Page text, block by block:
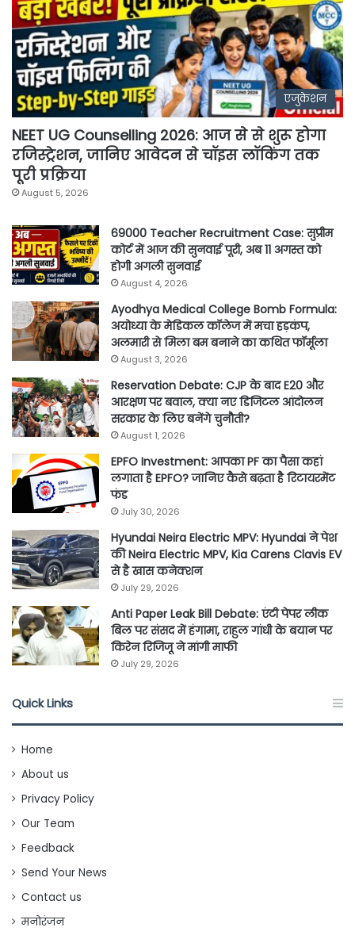
एजुकेशन
NEET UG Counselling 2026: आज से से शुरू होगा
रजिस्ट्रेशन, जानिए आवेदन से चॉइस लॉकिंग तक
पूरी प्रक्रिया
August 5, 2026
69000 Teacher Recruitment Case: सुप्रीम
कोर्ट में आज की सुनवाई पूरी, अब 11 अगस्त को
होगी अगली सुनवाई
August 4, 2026
Ayodhya Medical College Bomb Formula:
अयोध्या के मेडिकल कॉलेज में मचा हड़कंप,
अलमारी से मिला बम बनाने का कथित फॉर्मूला
August 3, 2026
Reservation Debate: CJP के बाद E20 और
आरक्षण पर बवाल, क्या नए डिजिटल आंदोलन
सरकार के लिए बनेंगे चुनौती?
August 1, 2026
EPFO Investment: आपका PF का पैसा कहां
लगाता है EPFO? जानिए कैसे बढ़ता है रिटायरमेंट
फंड
July 30, 2026
Hyundai Neira Electric MPV: Hyundai ने पेश
की Neira Electric MPV, Kia Carens Clavis EV
से है खास कनेक्शन
July 29, 2026
Anti Paper Leak Bill Debate: एंटी पेपर लीक
बिल पर संसद में हंगामा, राहुल गांधी के बयान पर
किरेन रिजिजू ने मांगी माफी
July 29, 2026
Quick Links
Home
About us
Privacy Policy
Our Team
Feedback
Send Your News
Contact us
मनोरंजन